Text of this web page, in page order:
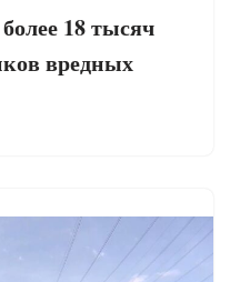
18 тысяч
вредных